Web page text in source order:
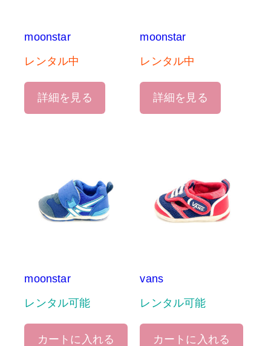
moonstar
レンタル中
詳細を見る
moonstar
レンタル中
詳細を見る
moonstar
レンタル可能
カートに入れる
vans
レンタル可能
カートに入れる